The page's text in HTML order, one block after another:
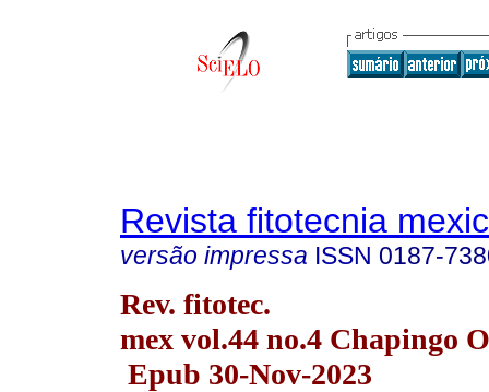
Revista fitotecnia
versão impressa ISSN 0187-
Rev. fitotec.
mex vol.44 no.4 Chapingo
Epub 30-Nov-2023